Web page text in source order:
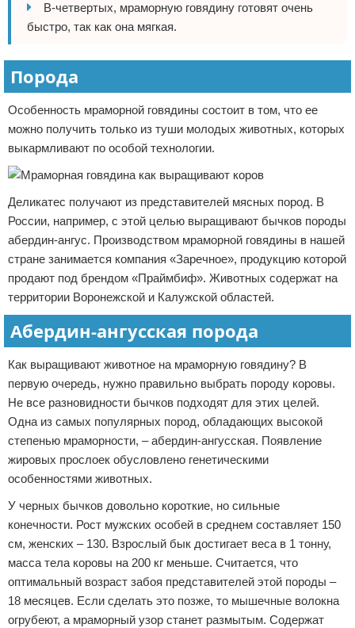
В-четвертых, мраморную говядину готовят очень
быстро, так как она мягкая.
Порода
Особенность мраморной говядины состоит в том, что ее
можно получить только из туши молодых животных, которых
выкармливают по особой технологии.
Деликатес получают из представителей мясных пород. В
России, например, с этой целью выращивают бычков породы
абердин-ангус. Производством мраморной говядины в нашей
стране занимается компания «Заречное», продукцию которой
продают под брендом «Праймбиф». Животных содержат на
территории Воронежской и Калужской областей.
Абердин-ангусская порода
Как выращивают животное на мраморную говядину? В
первую очередь, нужно правильно выбрать породу коровы.
Не все разновидности бычков подходят для этих целей.
Одна из самых популярных пород, обладающих высокой
степенью мраморности, – абердин-ангусская. Появление
жировых прослоек обусловлено генетическими
особенностями животных.
У черных бычков довольно короткие, но сильные
конечности. Рост мужских особей в среднем составляет 150
см, женских – 130. Взрослый бык достигает веса в 1 тонну,
масса тела коровы на 200 кг меньше. Считается, что
оптимальный возраст забоя представителей этой породы –
18 месяцев. Если сделать это позже, то мышечные волокна
огрубеют, а мраморный узор станет размытым. Содержат